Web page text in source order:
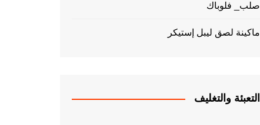
صلب_ فلوباك
ماكينة لصق ليبل إستيكر
التعبئة والتغليف